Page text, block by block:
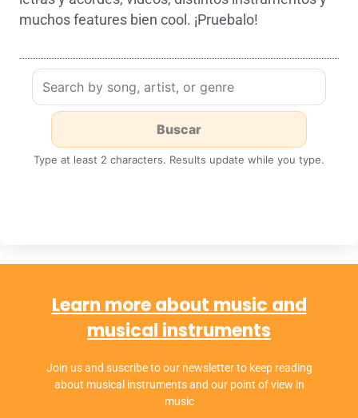
muchos features bien cool. ¡Pruebalo!
Type at least 2 characters. Results update while you type.
Learn more about music and
musical instruments
Join us and suscribe to our newsletter to keep reading
about musical instruments and our point of view in
music